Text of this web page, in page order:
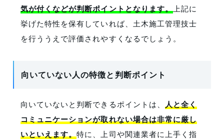
気が付くなどが判断ポイントとなります。 上記に
挙げた特性を保有していれば、土木施工管理技士
を行ううえで評価されやすくなるでしょう。
向いていない人の特徴と判断ポイント
向いていないと判断できるポイントは、 人と全く
コミュニケーションが取れない場合は非常に厳し
いといえます。特に、上司や関連業者に上手く指